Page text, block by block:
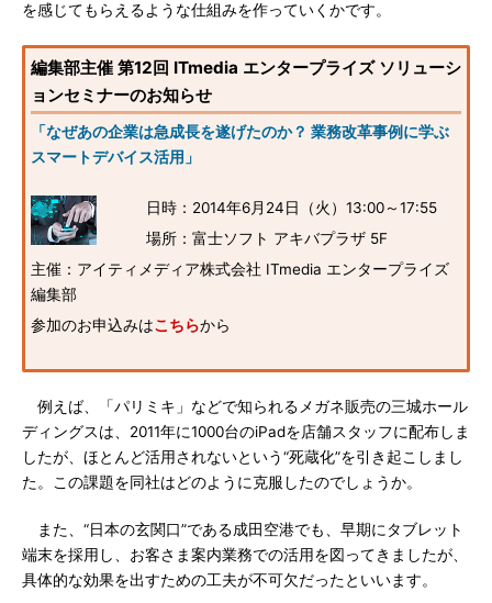
を感じてもらえるような仕組みを作っていくかです。
編集部主催 第12回 ITmedia エンタープライズ ソリューシ
ョンセミナーのお知らせ
「なぜあの企業は急成長を遂げたのか？ 業務改革事例に学ぶ
スマートデバイス活用」
日時：2014年6月24日（火）13:00～17:55
場所：富士ソフト アキバプラザ 5F
主催：アイティメディア株式会社 ITmedia エンタープライズ
編集部
参加のお申込みはこちらから
例えば、「パリミキ」などで知られるメガネ販売の三城ホール
ディングスは、2011年に1000台のiPadを店舗スタッフに配布しま
したが、ほとんど活用されないという“死蔵化”を引き起こしまし
た。この課題を同社はどのように克服したのでしょうか。
また、“日本の玄関口”である成田空港でも、早期にタブレット
端末を採用し、お客さま案内業務での活用を図ってきましたが、
具体的な効果を出すための工夫が不可欠だったといいます。